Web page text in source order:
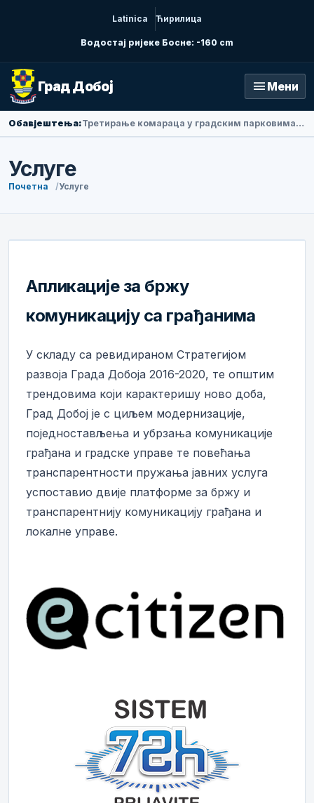
Latinica Ћирилица
Водостај ријеке Босне: -160 cm
Град Добој menu Мени
Обавјештења: Амбасадорка Народне Републике Кине у БиХ Ли Фан посјетила Добој
Услуге
Почетна Услуге
Апликације за бржу
комуникацију са грађанима
У складу са ревидираном Стратегијом
развоја Града Добоја 2016-2020, те општим
трендовима који карактеришу ново доба,
Град Добој је с циљем модернизације,
поједностављења и убрзања комуникације
грађана и градске управе те повећања
транспарентности пружања јавних услуга
успоставио двије платформе за бржу и
транспарентнију комуникацију грађана и
локалне управе.